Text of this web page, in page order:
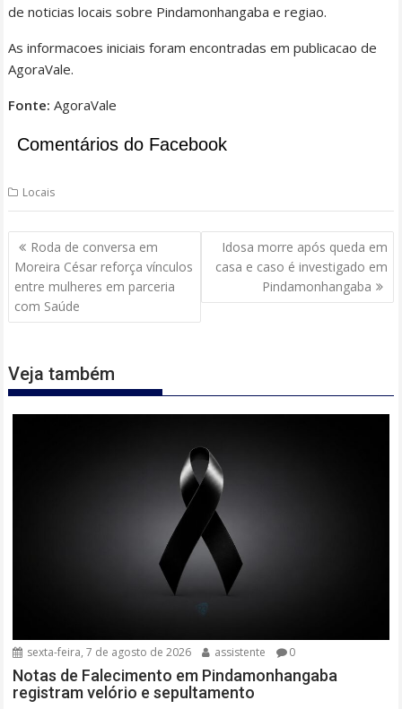
de noticias locais sobre Pindamonhangaba e regiao.
As informacoes iniciais foram encontradas em publicacao de
AgoraVale.
Fonte: AgoraVale
Comentários do Facebook
Locais
Navegação
de
Post
Roda de conversa em
Moreira César reforça vínculos
entre mulheres em parceria
com Saúde
Idosa morre após queda em
casa e caso é investigado em
Pindamonhangaba
Veja também
sexta-feira, 7 de agosto de 2026 assistente 0
Notas de Falecimento em Pindamonhangaba
registram velório e sepultamento